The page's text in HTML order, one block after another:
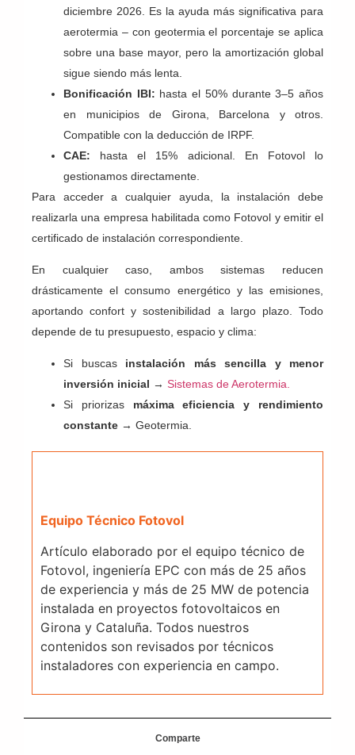
Comparte
diciembre 2026. Es la ayuda más significativa para
aerotermia – con geotermia el porcentaje se aplica
sobre una base mayor, pero la amortización global
sigue siendo más lenta.
Bonificación IBI: hasta el 50% durante 3–5 años
en municipios de Girona, Barcelona y otros.
Compatible con la deducción de IRPF.
CAE: hasta el 15% adicional. En Fotovol lo
gestionamos directamente.
Para acceder a cualquier ayuda, la instalación debe
realizarla una empresa habilitada como Fotovol y emitir el
certificado de instalación correspondiente.
En cualquier caso, ambos sistemas reducen
drásticamente el consumo energético y las emisiones,
aportando confort y sostenibilidad a largo plazo. Todo
depende de tu presupuesto, espacio y clima:
Si buscas instalación más sencilla y menor
inversión inicial → Sistemas de Aerotermia.
Si priorizas máxima eficiencia y rendimiento
constante → Geotermia.
Equipo Técnico Fotovol
Artículo elaborado por el equipo técnico de
Fotovol, ingeniería EPC con más de 25 años
de experiencia y más de 25 MW de potencia
instalada en proyectos fotovoltaicos en
Girona y Cataluña. Todos nuestros
contenidos son revisados por técnicos
instaladores con experiencia en campo.